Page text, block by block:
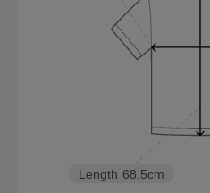
Length 68.5cm